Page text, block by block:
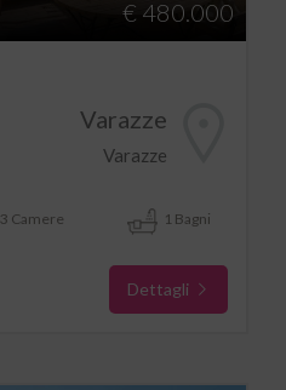
€ 480.000
Varazze
Varazze
3 Camere 1 Bagni
Dettagli